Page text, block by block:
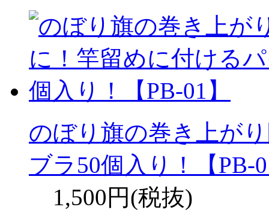
のぼり旗の巻き上が
ブラ50個入り！【PB-
1,500円(税抜)